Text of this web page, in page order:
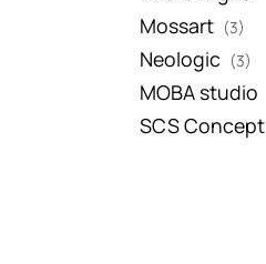
Mossart (3)
Neologic (3)
MOBA studio
SCS Concept